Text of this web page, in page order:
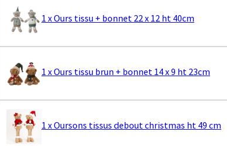
1 x Ours tissu + bonnet 22 x 12 ht 40cm
1 x Ours tissu brun + bonnet 14 x 9 ht 23cm
1 x Oursons tissus debout christmas ht 49 cm